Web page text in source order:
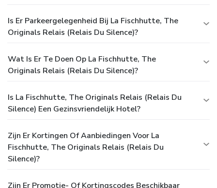
Is Er Parkeergelegenheid Bij La Fischhutte, The
Originals Relais (Relais Du Silence)?
Wat Is Er Te Doen Op La Fischhutte, The
Originals Relais (Relais Du Silence)?
Is La Fischhutte, The Originals Relais (Relais Du
Silence) Een Gezinsvriendelijk Hotel?
Zijn Er Kortingen Of Aanbiedingen Voor La
Fischhutte, The Originals Relais (Relais Du
Silence)?
Zijn Er Promotie- Of Kortingscodes Beschikbaar